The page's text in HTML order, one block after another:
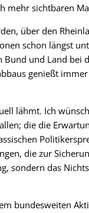
mehr sichtbaren
über den
schon längst
und Land bei
genießt
lähmt. Ich
die die
die zur
sondern das
bundesweiten